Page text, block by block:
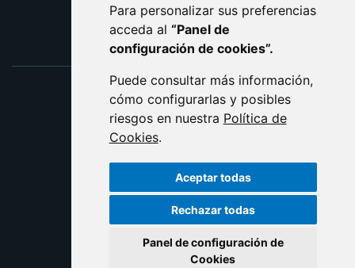
Para personalizar sus preferencias
acceda al “Panel de
configuración de cookies”.
Puede consultar más información,
cómo configurarlas y posibles
riesgos en nuestra Política de
Cookies.
Aceptar todas
Rechazar todas
Panel de configuración de
Cookies